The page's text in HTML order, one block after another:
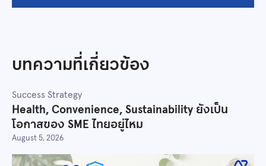
บทความที่เกี่ยวข้อง
Success Strategy
Health, Convenience, Sustainability ยังเป็น
โอกาสของ SME ไทยอยู่ไหม
August 5, 2026